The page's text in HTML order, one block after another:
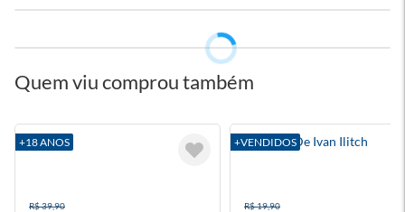
Quem viu comprou também
+18 ANOS
O Risco
R$ 39,90
+VENDIDOS
A Morte De Ivan Ilitch
R$ 19,90